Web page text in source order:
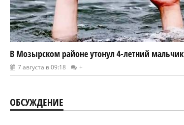
В Мозырском районе утонул 4-летний мальчик
7 августа в 09:18 +
ОБСУЖДЕНИЕ